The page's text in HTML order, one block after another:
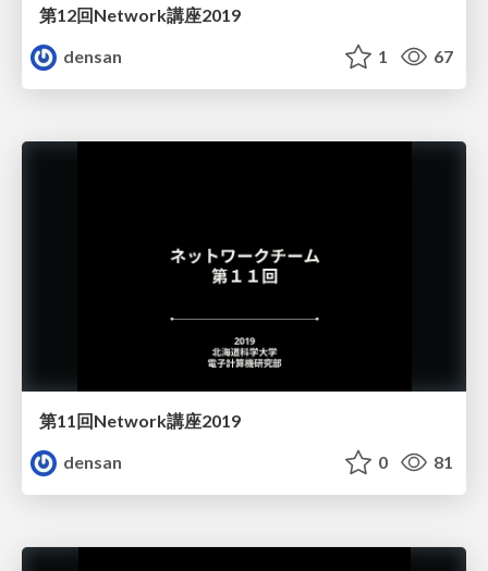
第12回Network講座2019
densan
1 67
第11回Network講座2019
densan
0 81